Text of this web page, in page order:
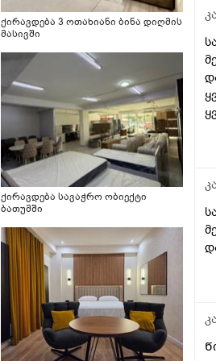
ქირავდება 3 ოთახიანი ბინა დიღმის
მასივში
ქირავდება სავაჭრო ობიექტი
ბათუმში